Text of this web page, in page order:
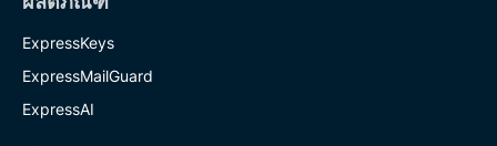
ExpressKeys
ExpressMailGuard
ExpressAI